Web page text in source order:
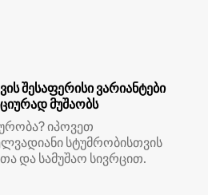
შესაფერისი ვარიანტები
მუშაობს
იპოვეთ
სტუმრობისთვის
და სამუშაო სივრცით.